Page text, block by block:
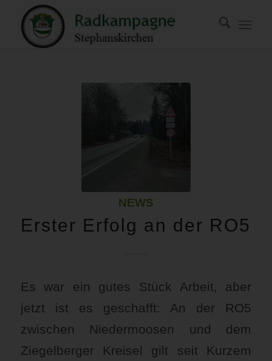
NEWS
Erster Erfolg an der RO5
Es war ein gutes Stück Arbeit, aber
jetzt ist es geschafft: An der RO5
zwischen Niedermoosen und dem
Ziegelberger Kreisel gilt seit Kurzem